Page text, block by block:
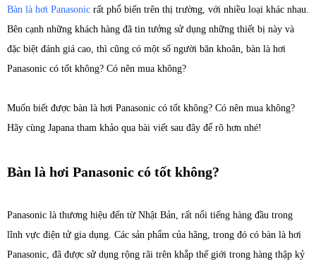
Bàn là hơi Panasonic rất phổ biến trên thị trường, với nhiều loại khác nhau.
Bên cạnh những khách hàng đã tin tưởng sử dụng những thiết bị này và
đặc biệt đánh giá cao, thì cũng có một số người băn khoăn, bàn là hơi
Panasonic có tốt không? Có nên mua không?
Muốn biết được bàn là hơi Panasonic có tốt không? Có nên mua không?
Hãy cùng Japana tham khảo qua bài viết sau đây để rõ hơn nhé!
Bàn là hơi Panasonic có tốt không?
Panasonic là thương hiệu đến từ Nhật Bản, rất nổi tiếng hàng đầu trong
lĩnh vực điện tử gia dụng. Các sản phẩm của hãng, trong đó có bàn là hơi
Panasonic, đã được sử dụng rộng rãi trên khắp thế giới trong hàng thập kỷ